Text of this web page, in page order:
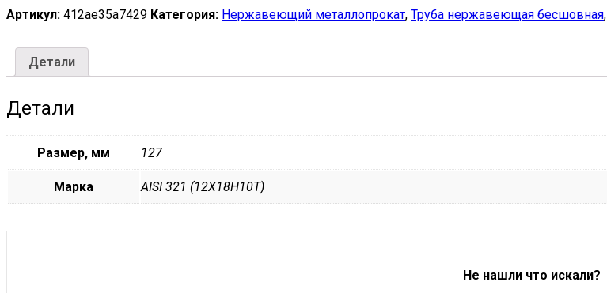
81,
ГОСТ
81,
ГОСТ
86
133х15
quantity
Артикул: 412ae35a7429 Категория: Нержавеющий металлопрокат, Труба нержавеющая бесшовная,
Детали
Детали
Размер, мм 127
Марка AISI 321 (12Х18Н10Т)
Не нашли что искали?